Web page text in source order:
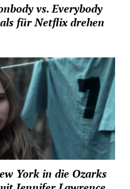
vs. Everybody
für Netflix drehen
York in die Ozarks